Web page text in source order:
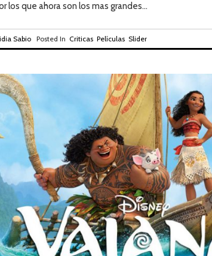
los que ahora son los mas grandes...
Sabio Posted In Criticas Películas Slider